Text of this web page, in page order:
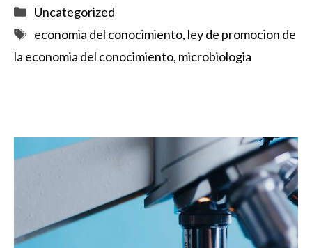
Categorías
Uncategorized
Etiquetas
economia del conocimiento, ley de promocion de
la economia del conocimiento, microbiologia